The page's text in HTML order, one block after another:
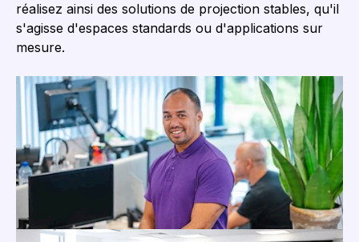
réalisez ainsi des solutions de projection stables, qu'il
s'agisse d'espaces standards ou d'applications sur
mesure.